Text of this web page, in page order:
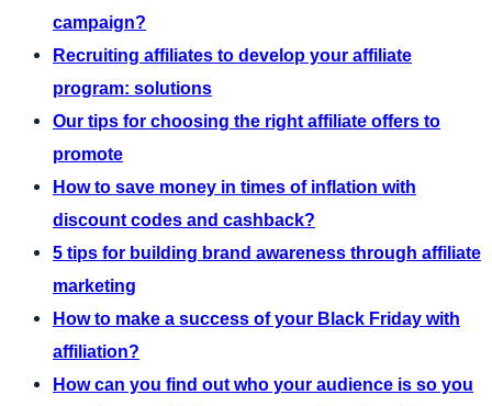
campaign?
Recruiting affiliates to develop your affiliate
program: solutions
Our tips for choosing the right affiliate offers to
promote
How to save money in times of inflation with
discount codes and cashback?
5 tips for building brand awareness through affiliate
marketing
How to make a success of your Black Friday with
affiliation?
How can you find out who your audience is so you